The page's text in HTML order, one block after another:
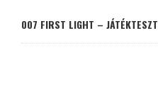
007 FIRST LIGHT – JÁTÉKTESZT